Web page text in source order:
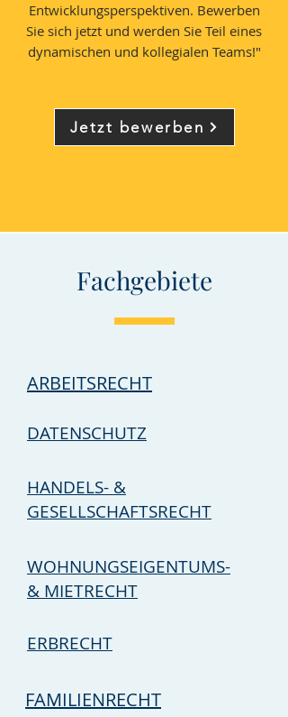
Entwicklungsperspektiven. Bewerben
Sie sich jetzt und werden Sie Teil eines
dynamischen und kollegialen Teams!"
Jetzt bewerben
Fachgebiete
ARBEITSRECHT
DATENSCHUTZ
HANDELS- &
GESELLSCHAFTSRECHT
WOHNUNGSEIGENTUMS-
& MIETRECHT
ERBRECHT
FAMILIENRECHT